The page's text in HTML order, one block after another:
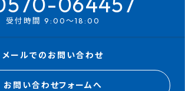
受付時間 9:00～18:00
メールでのお問い合わせ
お問い合わせフォームへ